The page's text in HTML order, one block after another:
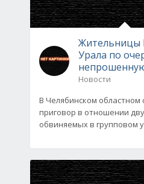
Урала по
Новости
В Челябинском областном
приговор в отношении
обвиняемых в групповом